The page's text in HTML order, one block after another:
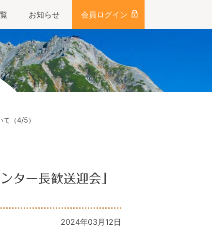
お知らせ 会員ログイン
（4/5）
ター長歓送迎会」
2024年03月12日